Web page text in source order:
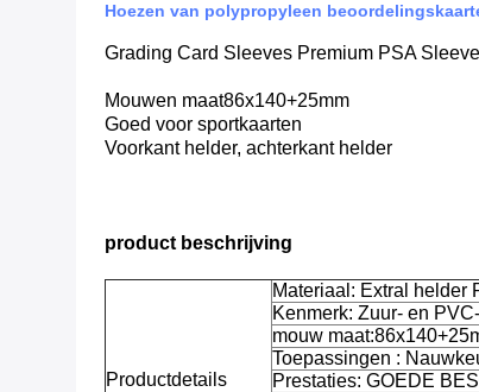
Hoezen van polypropyleen
Grading Card Sleeves Premium PSA
Mouwen maat86x140+25mm
Goed voor sportkaarten
Voorkant helder, achterkant helder
product beschrijving
Productdetails
Materiaal: Extral helder
Kenmerk: Zuur- en
mouw maat:
Toepassingen :
Prestaties: GOEDE